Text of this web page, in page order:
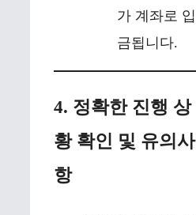
가 계좌로 입
금됩니다.
4. 정확한 진행 상
황 확인 및 유의사
항